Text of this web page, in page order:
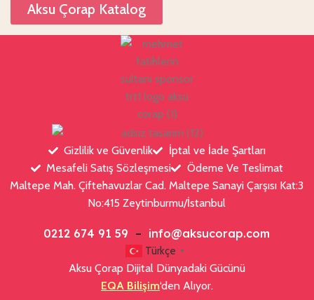
Aksu Çorap Katalog
Gizlilik ve Güvenlik
İptal ve İade Şartları
Mesafeli Satış Sözleşmesi
Ödeme Ve Teslimat
Maltepe Mah. Çiftehavuzlar Cad. Maltepe Sanayi Çarşısı Kat:3
No:415 Zeytinburmu/İstanbul
0212 674 91 59 – info@aksucorap.com
Türkçe ▼
Aksu Çorap Dijital Dünyadaki Gücünü
EQA Bilişim‘den Alıyor.